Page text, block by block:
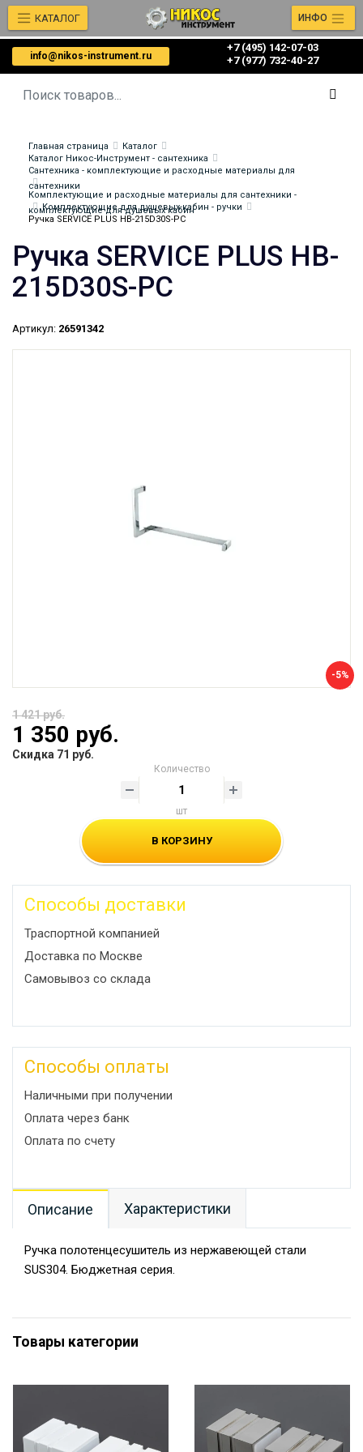
info@nikos-instrument.ru
+7 (495) 142-07-03
‎‎+7 (977) 732-40-27
КАТАЛОГ ИНФО
Главная страница
Каталог
Каталог Никос-Инструмент - сантехника
Сантехника - комплектующие и расходные материалы для
сантехники
Комплектующие и расходные материалы для сантехники -
комплектующие для душевых кабин
Комплектующие для душевых кабин - ручки
Ручка SERVICE PLUS HB-215D30S-PC
Ручка SERVICE PLUS HB-
215D30S-PC
Артикул: 26591342
-5%
1 421 руб.
1 350 руб.
Скидка 71 руб.
Количество
шт
В КОРЗИНУ
Способы доставки
Траспортной компанией
Доставка по Москве
Самовывоз со склада
Способы оплаты
Наличными при получении
Оплата через банк
Оплата по счету
Описание Характеристики
Ручка полотенцесушитель из нержавеющей стали
SUS304. Бюджетная серия.
Товары категории